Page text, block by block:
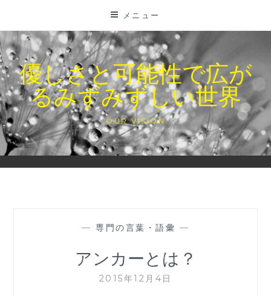
テ
ン
ツ
に
ス
キ
ッ
プ
メニュー
優しさと可能性で広が
るみずみずしい世界
OUR VISION
— 専門の言葉・語彙 —
アンカーとは？
2015年12月4日